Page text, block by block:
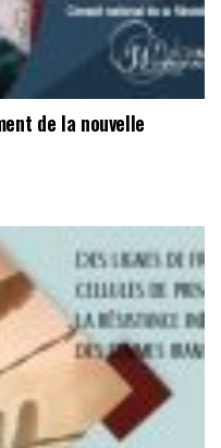
de la nouvelle